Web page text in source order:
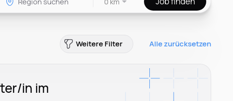
Weitere Filter Alle zurücksetzen
in im